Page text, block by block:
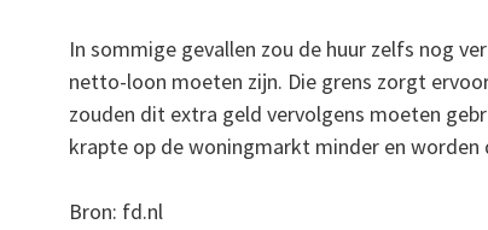
In sommige gevallen zou de huur zelfs nog
netto-loon moeten zijn. Die grens zorgt
zouden dit extra geld vervolgens moeten
krapte op de woningmarkt minder en
Bron: fd.nl